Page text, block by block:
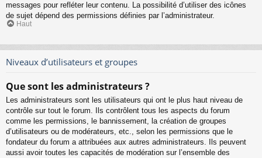
messages pour refléter leur contenu. La possibilité d’utiliser des icônes
de sujet dépend des permissions définies par l’administrateur.
Haut
Niveaux d’utilisateurs et groupes
Que sont les administrateurs ?
Les administrateurs sont les utilisateurs qui ont le plus haut niveau de
contrôle sur tout le forum. Ils contrôlent tous les aspects du forum
comme les permissions, le bannissement, la création de groupes
d’utilisateurs ou de modérateurs, etc., selon les permissions que le
fondateur du forum a attribuées aux autres administrateurs. Ils peuvent
aussi avoir toutes les capacités de modération sur l’ensemble des